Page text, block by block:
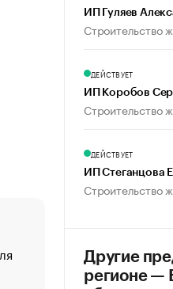
«От спорта тело
создавшей GTA
ИП Гуляев
Строительство
ДЕЙСТВУЕТ
ИП Коробов
Строительство
ДЕЙСТВУЕТ
ИП Стеганцова
Строительство
Другие
регионе —